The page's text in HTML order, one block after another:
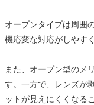
オープンタイプは周囲
機応変な対応がしやす
また、オープン型のメ
す。一方で、レンズが
ットが見えにくくなる